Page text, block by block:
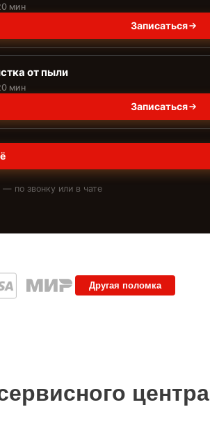
мин
Записаться
от пыли
мин
Записаться
— по звонку или в чате
Другая поломка
центра